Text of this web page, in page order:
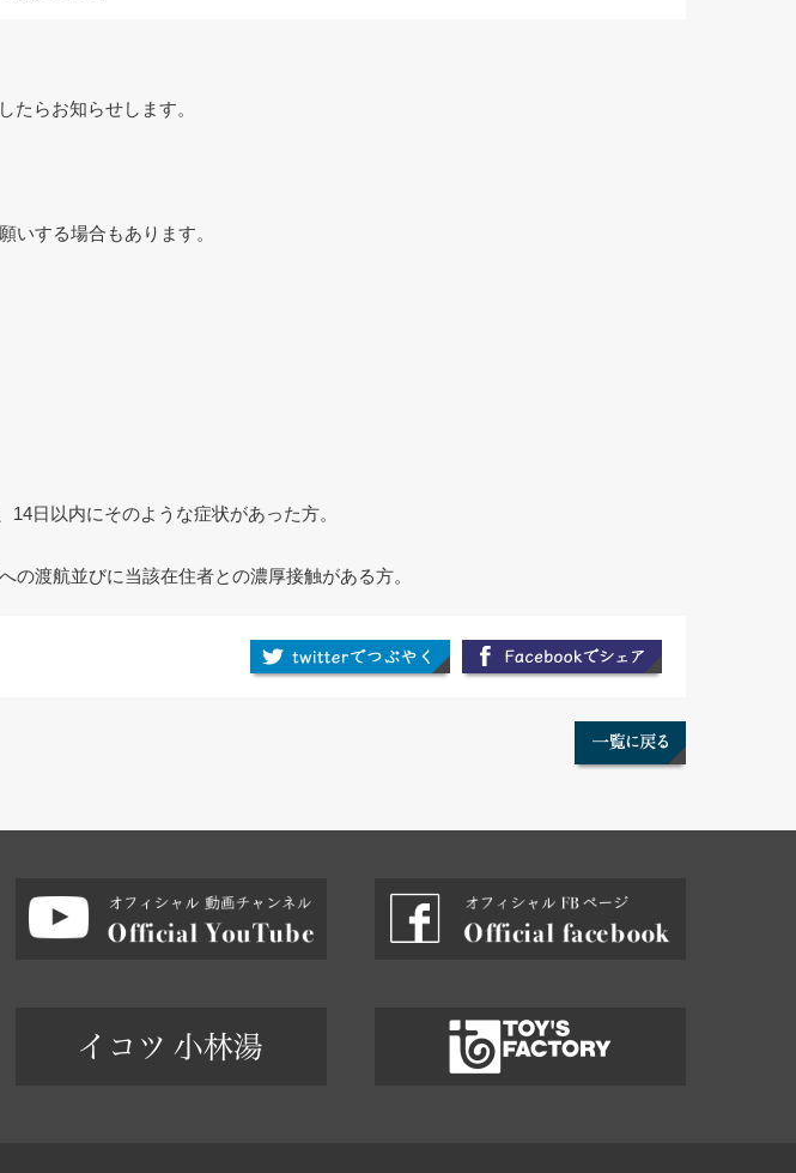
らお知らせします。
いする場合もあります。
日以内にそのような症状があった方。
の渡航並びに当該在住者との濃厚接触がある方。